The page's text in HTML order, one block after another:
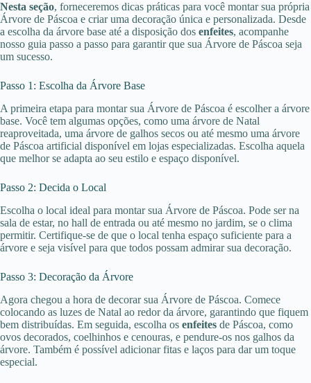
Nesta seção, forneceremos dicas práticas para você montar sua própria
Árvore de Páscoa e criar uma decoração única e personalizada. Desde
a escolha da árvore base até a disposição dos enfeites, acompanhe
nosso guia passo a passo para garantir que sua Árvore de Páscoa seja
um sucesso.
Passo 1: Escolha da Árvore Base
A primeira etapa para montar sua Árvore de Páscoa é escolher a árvore
base. Você tem algumas opções, como uma árvore de Natal
reaproveitada, uma árvore de galhos secos ou até mesmo uma árvore
de Páscoa artificial disponível em lojas especializadas. Escolha aquela
que melhor se adapta ao seu estilo e espaço disponível.
Passo 2: Decida o Local
Escolha o local ideal para montar sua Árvore de Páscoa. Pode ser na
sala de estar, no hall de entrada ou até mesmo no jardim, se o clima
permitir. Certifique-se de que o local tenha espaço suficiente para a
árvore e seja visível para que todos possam admirar sua decoração.
Passo 3: Decoração da Árvore
Agora chegou a hora de decorar sua Árvore de Páscoa. Comece
colocando as luzes de Natal ao redor da árvore, garantindo que fiquem
bem distribuídas. Em seguida, escolha os enfeites de Páscoa, como
ovos decorados, coelhinhos e cenouras, e pendure-os nos galhos da
árvore. Também é possível adicionar fitas e laços para dar um toque
especial.